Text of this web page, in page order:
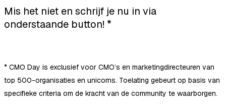
Mis het niet en schrijf je nu in via
onderstaande button! *
* CMO Day is exclusief voor CMO’s en marketingdirecteuren van
top 500-organisaties en unicorns. Toelating gebeurt op basis van
specifieke criteria om de kracht van de community te waarborgen.